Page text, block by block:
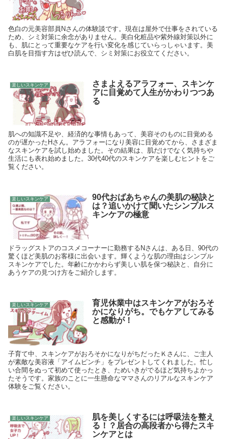
色白の元美容部員Nさんの体験談です。現在は屋外で仕事をされている
ため、シミ対策に余念がありません。美白化粧品や紫外線対策以外に
も、肌にとって重要なケアを行い変化を感じていらっしゃいます。美
白肌を目指す方はぜひ読んで、シミ対策にお役立てください。
楽しいスキンケア
さまよえるアラフォー、スキンケ
アに目覚めて人生がかわりつつあ
る
肌への知識不足や、経済的な事情もあって、美容そのものに目覚める
のが遅かったHさん。アラフォーになり美容に目覚めてから、さまざま
なスキンケアを試し始めました。その結果は、肌だけでなく気持ちや
生活にも表れ始めました。30代40代のスキンケアを楽しむヒントをご
覧ください。
楽しいスキンケア
90代おばあちゃんの美肌の秘訣と
は？追いかけて聞いたシンプルス
キンケアの極意
ドラッグストアのコスメコーナーに勤務するNさんは、ある日、90代の
驚くほど美肌のお客様に出会います。輝くような肌の理由はシンプル
スキンケアでした。年齢にかかわらず美しい肌を保つ秘訣と、自分に
あうケアの見つけ方をご紹介します。
楽しいスキンケア
育児休業中はスキンケアがおろそ
かになりがち。でもケアしてみる
と感動が！
子育て中、スキンケアがおろそかになりがちだったＫさんに、ご主人
が素敵な美容液「アイムピンチ」をプレゼントしてくれました。忙し
い合間をぬって初めて使ったとき、ためいきがでるほど気持ちよかっ
たそうです。家族のことに一生懸命なママさんのリアルなスキンケア
体験をご覧ください。
楽しいスキンケア
肌を美しくするには呼吸法を整え
る！？居合の高段者から得たスキ
ンケアとは